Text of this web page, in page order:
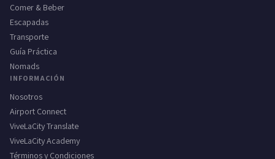
Comer & Beber
Escapadas
Transporte
Guía Práctica
Nomads
INFORMACIÓN
Nosotros
Airport Connect
ViveLaCity Translate
ViveLaCity Academy
Términos y Condiciones